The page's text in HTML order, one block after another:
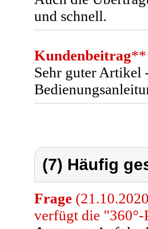
und schnell.
Kundenbeitrag**
Sehr guter Artikel
(7) Häufig
Frage
verfügt die "360°-